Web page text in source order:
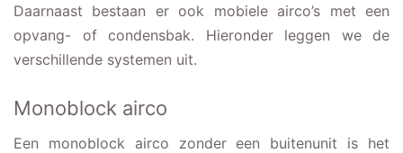
Daarnaast bestaan er ook mobiele airco’s met een
opvang- of condensbak. Hieronder leggen we de
verschillende systemen uit.
Monoblock airco
Een monoblock airco zonder een buitenunit is het